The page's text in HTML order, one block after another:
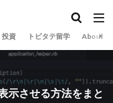
投資 トビタテ留学 About
示させる方法をまと